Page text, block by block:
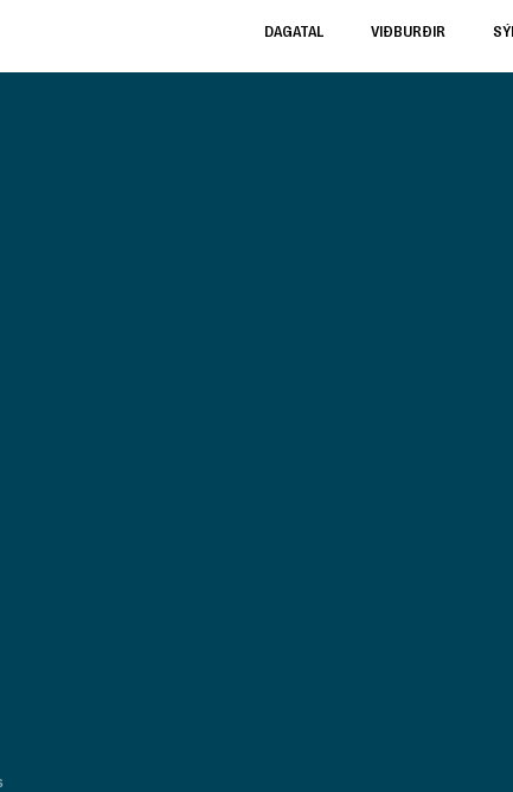
DAGATAL VIÐBURÐIR